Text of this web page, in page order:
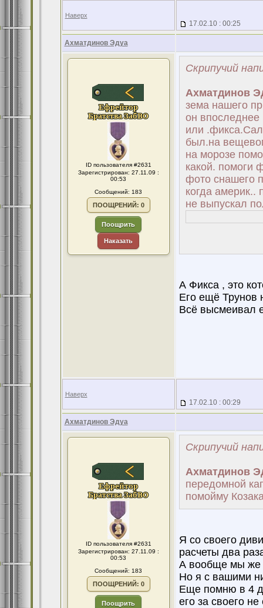
Наверх
17.02.10 : 00:25
Ахматдинов Эдуа
ID пользователя #2631
Зарегистрирован: 27.11.09 :
00:53
Сообщений: 183
ПООЩРЕНИЙ: 0
Поощрить
Наказать
Скрипучий
Ахматдинов
зема нашего
он впоследнее
или
был.на
на морозе
какой. помоги
фото снашего
когда америк..
не выпускал
А Фикса , это
Его ещё Трунов
Всё высмеивал
Наверх
17.02.10 : 00:29
Ахматдинов Эдуа
ID пользователя #2631
Зарегистрирован: 27.11.09 :
00:53
Сообщений: 183
ПООЩРЕНИЙ: 0
Поощрить
Скрипучий
Ахматдинов
передомной
помойму
Я со своего
расчеты два
А вообще мы же
Но я с вашими
Еще помню в 4
его за своего